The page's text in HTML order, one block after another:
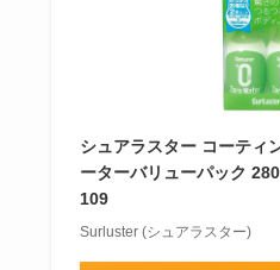
シュアラスター コーティ
ーターバリューパック
109
Surluster (シュアラスター)